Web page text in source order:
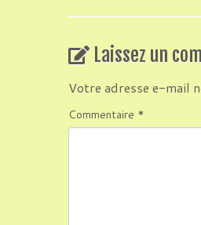
Laissez un
Votre adresse e-mail
Commentaire *